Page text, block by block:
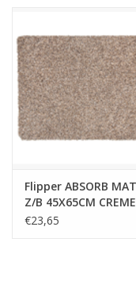
Flipper ABSORB MAT
Z/B 45X65CM
RUITER
€23,65